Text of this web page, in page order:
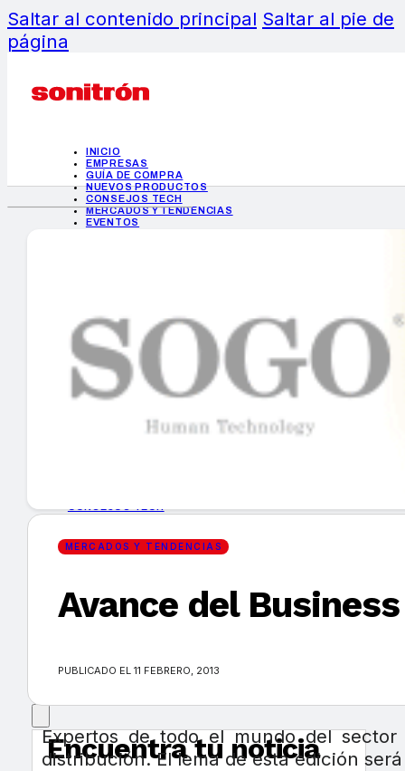
Saltar al contenido principal Saltar al pie de
página
INICIO
EMPRESAS
GUÍA DE COMPRA
NUEVOS PRODUCTOS
CONSEJOS TECH
MERCADOS Y TENDENCIAS
EVENTOS
INICIO
EMPRESAS
GUÍA DE COMPRA
MERCADOS Y TENDENCIAS
Encuentra tu noticia
MERCADOS Y TENDENCIAS
Avance del
PUBLICADO EL 11 FEBRERO, 2013
Expertos de todo el mundo del
distribución. El lema de esta edición